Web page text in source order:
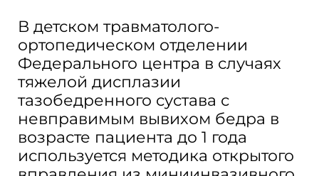
В детском травматолого-
ортопедическом отделении
Федерального центра в случаях
тяжелой дисплазии
тазобедренного сустава с
невправимым вывихом бедра в
возрасте пациента до 1 года
используется методика открытого